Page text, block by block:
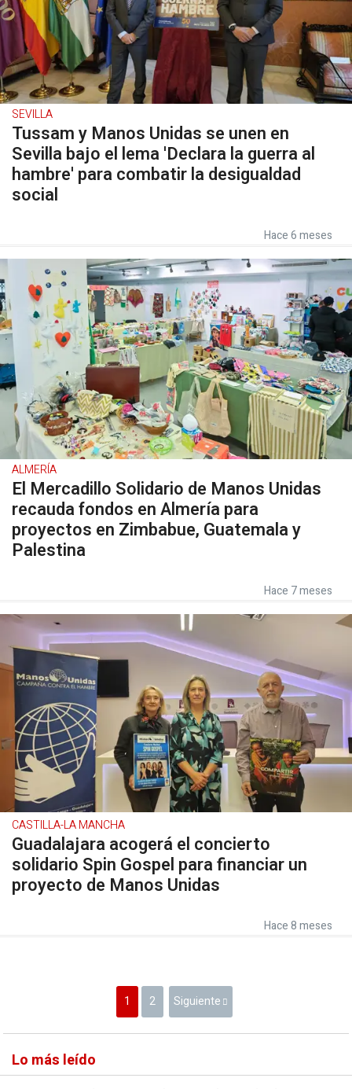
SEVILLA
Tussam y Manos Unidas se unen en
Sevilla bajo el lema 'Declara la guerra al
hambre' para combatir la desigualdad
social
Hace 6 meses
ALMERÍA
El Mercadillo Solidario de Manos Unidas
recauda fondos en Almería para
proyectos en Zimbabue, Guatemala y
Palestina
Hace 7 meses
CASTILLA-LA MANCHA
Guadalajara acogerá el concierto
solidario Spin Gospel para financiar un
proyecto de Manos Unidas
Hace 8 meses
1 2 Siguiente
Lo más leído